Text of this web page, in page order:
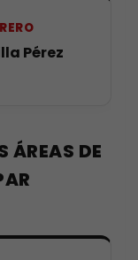
Pérez
ÁREAS DE